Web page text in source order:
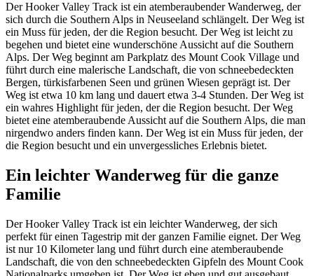
Der Hooker Valley Track ist ein atemberaubender Wanderweg, der
sich durch die Southern Alps in Neuseeland schlängelt. Der Weg ist
ein Muss für jeden, der die Region besucht. Der Weg ist leicht zu
begehen und bietet eine wunderschöne Aussicht auf die Southern
Alps. Der Weg beginnt am Parkplatz des Mount Cook Village und
führt durch eine malerische Landschaft, die von schneebedeckten
Bergen, türkisfarbenen Seen und grünen Wiesen geprägt ist. Der
Weg ist etwa 10 km lang und dauert etwa 3-4 Stunden. Der Weg ist
ein wahres Highlight für jeden, der die Region besucht. Der Weg
bietet eine atemberaubende Aussicht auf die Southern Alps, die man
nirgendwo anders finden kann. Der Weg ist ein Muss für jeden, der
die Region besucht und ein unvergessliches Erlebnis bietet.
Ein leichter Wanderweg für die ganze
Familie
Der Hooker Valley Track ist ein leichter Wanderweg, der sich
perfekt für einen Tagestrip mit der ganzen Familie eignet. Der Weg
ist nur 10 Kilometer lang und führt durch eine atemberaubende
Landschaft, die von den schneebedeckten Gipfeln des Mount Cook